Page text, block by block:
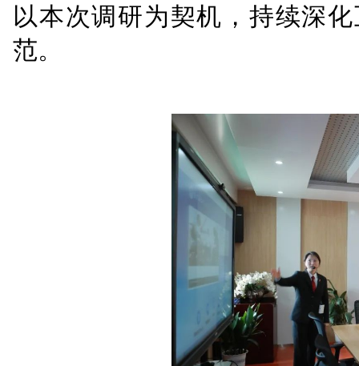
淀，在案件协作、业务
方同饮长江水，共抓大
经济带高质量发展，以
李革胜表示，南京海
法院，坚持高起点、高
展等国家重大战略、深
一”机制改革、高水平